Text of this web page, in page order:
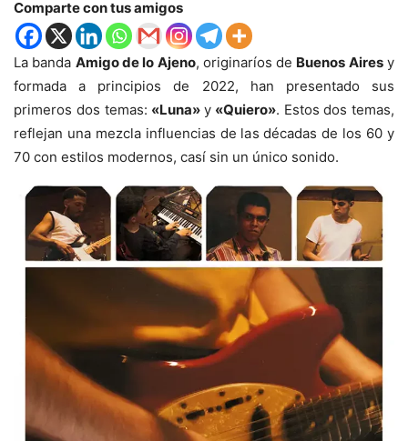
Comparte con tus amigos
La banda Amigo de lo Ajeno, originaríos de Buenos Airesy
formada a principios de 2022, han presentado sus
primeros dos temas: «Luna» y «Quiero». Estos dos temas,
reflejan una mezcla influencias de las décadas de los 60 y
70 con estilos modernos, casí sin un único sonido.